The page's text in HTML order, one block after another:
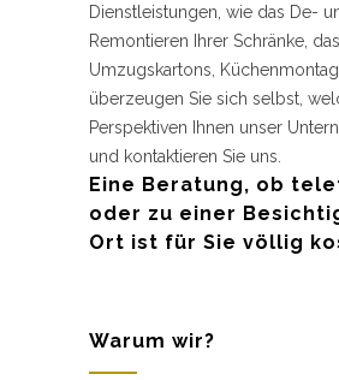
Dienstleistungen, wie das De-
Remontieren Ihrer Schränke,
Umzugskartons,
überzeugen Sie sich selbst,
Perspektiven Ihnen unser
und kontaktieren Sie uns.
Eine Beratung, ob
oder zu einer
Ort ist für Sie völlig
Warum wir?